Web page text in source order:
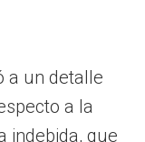
a un detalle
a la
indebida, que